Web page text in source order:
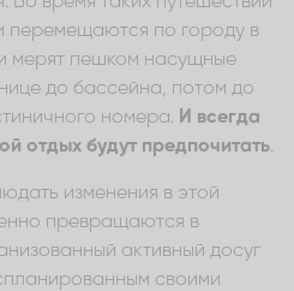
перемещаются по городу в
мерят пешком насущные
до бассейна, потом до
номера. И всегда
отдых будут предпочитать.
изменения в этой
превращаются в
активный досуг
своими